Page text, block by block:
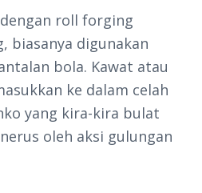
roll forging
biasanya digunakan
bola. Kawat atau
ke dalam celah
yang kira-kira bulat
oleh aksi gulungan